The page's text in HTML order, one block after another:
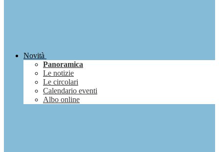
Novità
Panoramica
Le notizie
Le circolari
Calendario eventi
Albo online